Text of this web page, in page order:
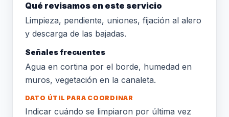
Qué revisamos en este servicio
Limpieza, pendiente, uniones, fijación al alero
y descarga de las bajadas.
Señales frecuentes
Agua en cortina por el borde, humedad en
muros, vegetación en la canaleta.
DATO ÚTIL PARA COORDINAR
Indicar cuándo se limpiaron por última vez